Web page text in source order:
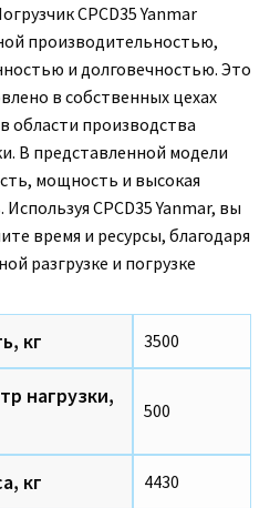
CPCD35 Yanmar
производительностью,
и долговечностью. Это
в собственных цехах
области производства
В представленной модели
мощность и высокая
CPCD35 Yanmar, вы
время и ресурсы, благодаря
разгрузке и погрузке
кг 3500
нагрузки,
500
кг 4430